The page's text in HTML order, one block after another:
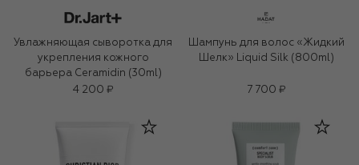
Увлажняющая сыворотка для
укрепления кожного
барьера Ceramidin (30ml)
4 200 ₽
Шампунь для волос «Жидкий
Шелк» Liquid Silk (800ml)
7 700 ₽